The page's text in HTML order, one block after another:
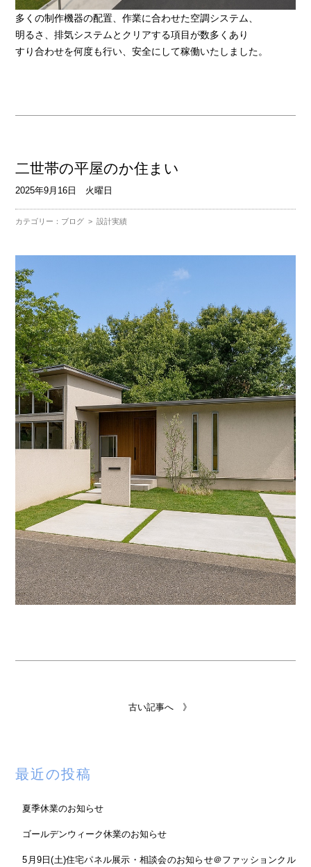
多くの制作機器の配置、作業に合わせた空調システム、
明るさ、排気システムとクリアする項目が数多くあり
すり合わせを何度も行い、安全にして稼働いたしました。
二世帯の平屋のか住まい
2025年9月16日 火曜日
カテゴリー： ブログ >設計実績
古い記事へ 》
最近の投稿
夏季休業のお知らせ
ゴールデンウィーク休業のお知らせ
5月9日(土)住宅パネル展示・相談会のお知らせ＠ファッションクル